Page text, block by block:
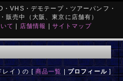
VHS・デモテープ・ツアーパンフ・
販売中（大阪、東京に店舗有）
て | 店舗情報 | サイトマップ
レイ ) の [ 商品一覧 | プロフィール]